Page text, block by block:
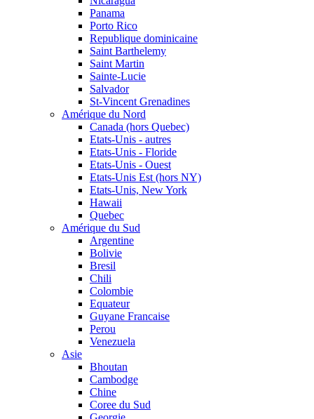
Panama
Porto Rico
Republique dominicaine
Saint Barthelemy
Saint Martin
Sainte-Lucie
Salvador
St-Vincent Grenadines
Amérique du Nord
Canada (hors Quebec)
Etats-Unis - autres
Etats-Unis - Floride
Etats-Unis - Ouest
Etats-Unis Est (hors NY)
Etats-Unis, New York
Hawaii
Quebec
Amérique du Sud
Argentine
Bolivie
Bresil
Chili
Colombie
Equateur
Guyane Francaise
Perou
Venezuela
Asie
Bhoutan
Cambodge
Chine
Coree du Sud